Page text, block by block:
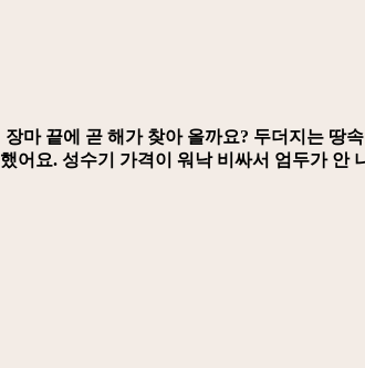
마 끝에 곧 해가 찾아 올까요? 두더지는 땅
어요. 성수기 가격이 워낙 비싸서 엄두가 안